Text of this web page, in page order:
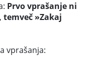
Prvo vprašanje ni
»Zakaj
vprašanja: